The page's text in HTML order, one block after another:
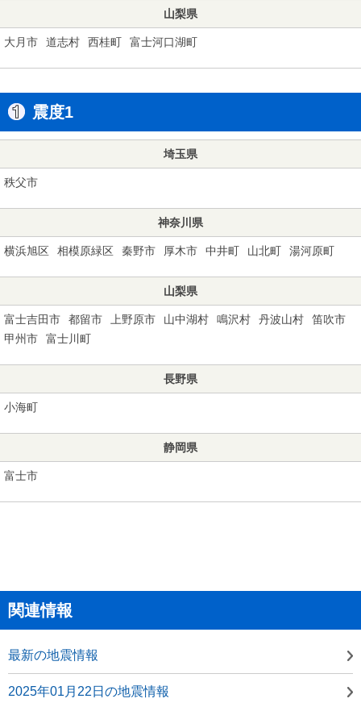
山梨県
大月市 道志村 西桂町 富士河口湖町
震度1
埼玉県
秩父市
神奈川県
横浜旭区 相模原緑区 秦野市 厚木市 中井町 山北町 湯河原町
山梨県
富士吉田市 都留市 上野原市 山中湖村 鳴沢村 丹波山村
笛吹市
甲州市
富士川町
長野県
小海町
静岡県
富士市
関連情報
最新の地震情報
2025年01月22日の地震情報